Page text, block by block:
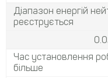
Діапазон енергій
реєструється
Час установлення
більше